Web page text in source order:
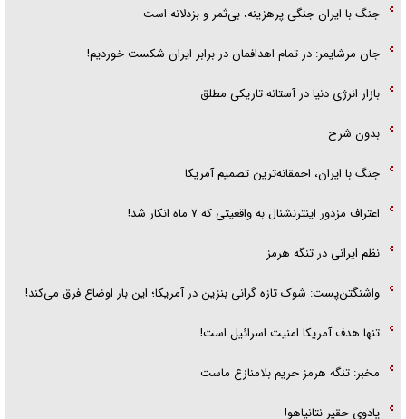
جنگ با ایران جنگی پرهزینه، بی‌ثمر و بزدلانه است
جان مرشایمر: در تمام اهدافمان در برابر ایران شکست خوردیم!
بازار انرژی دنیا در آستانه تاریکی مطلق
بدون شرح
جنگ با ایران، احمقانه‌ترین تصمیم آمریکا
اعتراف مزدور اینترنشنال به واقعیتی که ۷ ماه انکار شد!
نظم ایرانی در تنگه هرمز
واشنگتن‌پست: شوک تازه گرانی بنزین در آمریکا؛ این بار اوضاع فرق می‌کند!
تنها هدف آمریکا امنیت اسرائیل است!
مخبر: تنگه هرمز حریم بلامنازع ماست
پادوی حقیر نتانیاهو!